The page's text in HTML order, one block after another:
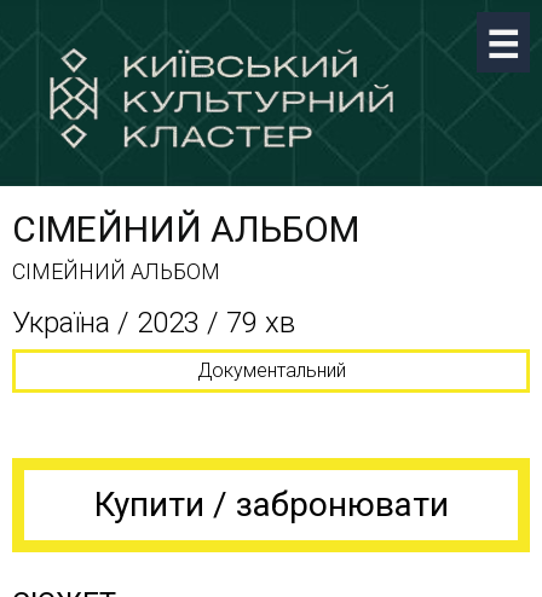
СІМЕЙНИЙ АЛЬБОМ
СІМЕЙНИЙ АЛЬБОМ
Україна / 2023 / 79 хв
Документальний
Купити / забронювати